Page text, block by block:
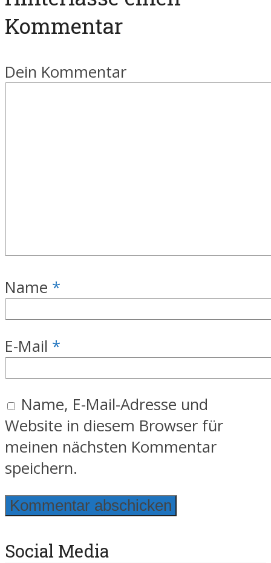
Kommentar
Dein Kommentar
Name *
E-Mail *
Name, E-Mail-Adresse und
Website in diesem Browser für
meinen nächsten Kommentar
speichern.
Social Media